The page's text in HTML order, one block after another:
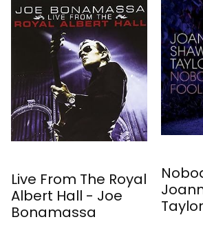
Nobody's Fool -
Joanne Shaw
Taylor